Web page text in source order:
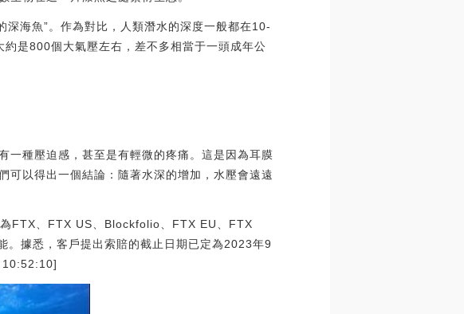
海魚”。作為對比，人類潛水的深度一般都在10-
是800個大氣壓左右，差不多相當于一頭成年公
一種壓迫感，甚至是有輕微的疼痛。這是因為耳膜
可以得出一個結論：隨著水深的增加，水壓會遠遠
FTX、FTX US、Blockfolio、FTX EU、FTX
據悉，客戶提出索賠的截止日期已定為2023年9
10:52:10]